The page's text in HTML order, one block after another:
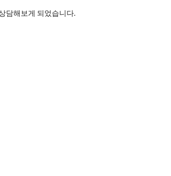
담해보게 되었습니다.